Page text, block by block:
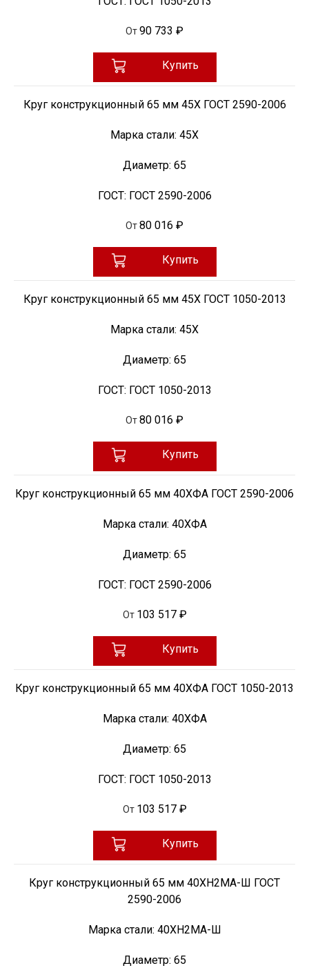
От90 733 ₽
Купить
Круг конструкционный 65 мм 45Х ГОСТ 2590-2006
Марка стали: 45Х
Диаметр: 65
ГОСТ: ГОСТ 2590-2006
От80 016 ₽
Купить
Круг конструкционный 65 мм 45Х ГОСТ 1050-2013
Марка стали: 45Х
Диаметр: 65
ГОСТ: ГОСТ 1050-2013
От80 016 ₽
Купить
Круг конструкционный 65 мм 40ХФА ГОСТ 2590-2006
Марка стали: 40ХФА
Диаметр: 65
ГОСТ: ГОСТ 2590-2006
От 103 517 ₽
Купить
Круг конструкционный 65 мм 40ХФА ГОСТ 1050-2013
Марка стали: 40ХФА
Диаметр: 65
ГОСТ: ГОСТ 1050-2013
От 103 517 ₽
Купить
Круг конструкционный 65 мм 40ХН2МА-Ш ГОСТ
2590-2006
Марка стали: 40ХН2МА-Ш
Диаметр: 65